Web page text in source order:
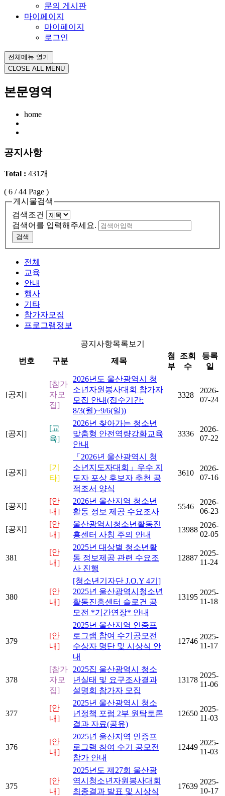
문의 게시판
마이페이지
마이페이지
로그인
전체메뉴 열기
CLOSE ALL MENU
본문영역
home
공지사항
Total : 431개
( 6 / 44 Page )
게시물검색
검색조건
검색어를 입력해주세요.
검색
전체
교육
안내
행사
기타
참가자모집
프로그램정보
공지사항목록보기
번호
구분 제목
첨
부
조회
수
등록
일
[공지]
[참가
자모
집]
2026년도 울산광역시 청
소년자원봉사대회 참가자
모집 안내(접수기간:
8/3(월)~9/6(일))
3328
2026-
07-24
[공지]
[교
육]
2026년 찾아가는 청소년
맞춤형 안전역량강화교육
안내
3336
2026-
07-22
[공지]
[기
타]
「2026년 울산광역시 청
소년지도자대회」우수 지
도자 포상 후보자 추천 공
적조서 양식
3610
2026-
07-16
[공지]
[안
내]
2026년 울산지역 청소년
활동 정보 제공 수요조사
5546
2026-
06-23
[공지]
[안
내]
울산광역시청소년활동진
흥센터 사칭 주의 안내
13988
2026-
02-05
381
[안
내]
2025년 대상별 청소년활
동 정보제공 관련 수요조
사 진행
12887
2025-
11-24
380
[안
내]
[청소년기자단 J.O.Y 4기]
2025년 울산광역시청소년
활동진흥센터 슬로건 공
모전 *기간연장* 안내
13195
2025-
11-18
379
[안
내]
2025년 울산지역 인증프
로그램 참여 수기공모전
수상자 명단 및 시상식 안
내
12746
2025-
11-17
378
[참가
자모
집]
2025집 울산광역시 청소
년실태 및 요구조사결과
설명회 참가자 모집
13178
2025-
11-06
377
[안
내]
2025년 울산광역시 청소
년정책 포럼 2부 원탁토론
결과 자료(공유)
12650
2025-
11-03
376
[안
내]
2025년 울산지역 인증프
로그램 참여 수기 공모전
참가 안내
12449
2025-
11-03
375
[안
내]
2025년도 제27회 울산광
역시청소년자원봉사대회
최종결과 발표 및 시상식
17639
2025-
10-17